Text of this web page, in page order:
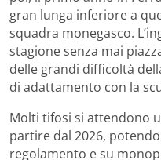
gran lunga inferiore a
squadra monegasco.
stagione senza mai
delle grandi difficoltà
di adattamento con la
Molti tifosi si attendono
partire dal 2026,
regolamento e su